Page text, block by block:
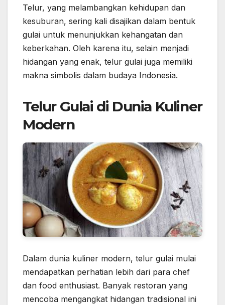
Telur, yang melambangkan kehidupan dan
kesuburan, sering kali disajikan dalam bentuk
gulai untuk menunjukkan kehangatan dan
keberkahan. Oleh karena itu, selain menjadi
hidangan yang enak, telur gulai juga memiliki
makna simbolis dalam budaya Indonesia.
Telur Gulai di Dunia Kuliner
Modern
Dalam dunia kuliner modern, telur gulai mulai
mendapatkan perhatian lebih dari para chef
dan food enthusiast. Banyak restoran yang
mencoba mengangkat hidangan tradisional ini